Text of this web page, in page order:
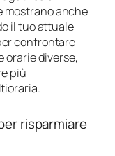
anche
il tuo attuale
confrontare
orarie diverse,
più
risparmiare